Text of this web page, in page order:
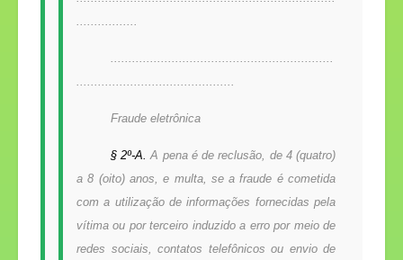
.................
..............................................................
............................................
Fraude eletrônica
§ 2º-A. A pena é de reclusão, de 4 (quatro)
a 8 (oito) anos, e multa, se a fraude é cometida
com a utilização de informações fornecidas pela
vítima ou por terceiro induzido a erro por meio de
redes sociais, contatos telefônicos ou envio de